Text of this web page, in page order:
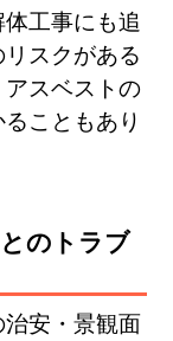
工事にも追
スクがある
スベストの
こともあり
のトラブ
治安・景観面